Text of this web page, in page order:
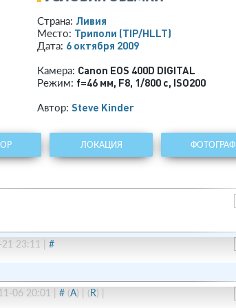
Страна: Ливия
Место: Триполи (TIP/HLLT)
Дата: 6 октября 2009
Камера: Canon EOS 400D DIGITAL
Режим: f=46 мм, F8, 1/800 с, ISO200
Автор: Steve Kinder
ЛОКАЦИЯ ФОТОГРАФ
23:11 #
06 20:01 # (A) (R)